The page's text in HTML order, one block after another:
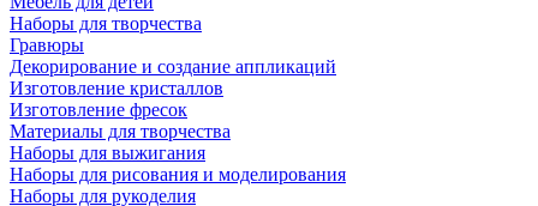
Наборы для творчества
Гравюры
Декорирование и создание аппликаций
Изготовление кристаллов
Изготовление фресок
Материалы для творчества
Наборы для выжигания
Наборы для рисования и моделирования
Наборы для рукоделия